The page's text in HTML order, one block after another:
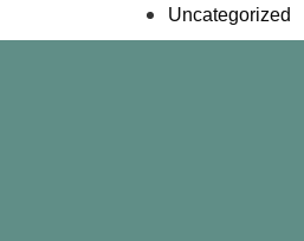
Uncategorized